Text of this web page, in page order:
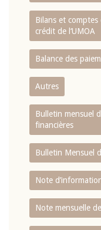
Bilans et
crédit de l‘UMOA
Balance des
Autres
Bulletin mensuel
financières
Bulletin Mensuel
Note
Note mensuelle